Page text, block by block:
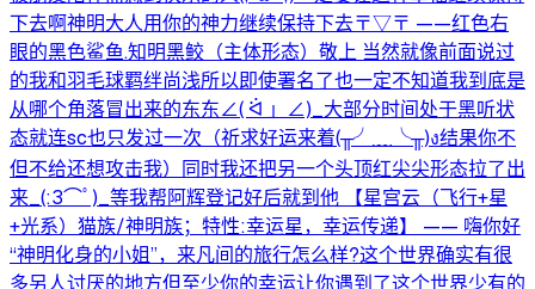
下去啊神明大人用你的神力继续保持下去〒▽〒 ——红色右
眼的黑色鲨鱼.知明黑鲛（主体形态）敬上 当然就像前面说过
的我和羽毛球羁绊尚浅所以即使署名了也一定不知道我到底是
从哪个角落冒出来的东东∠( ᐛ 」∠)_大部分时间处于黑听状
态就连sc也只发过一次（祈求好运来着(╥╯﹏╰╥)ง结果你不
但不给还想攻击我）同时我还把另一个头顶红尖尖形态拉了出
来_(:3⌒ﾟ)_等我帮阿辉登记好后就到他 【星宫云（飞行+星
+光系）猫族/神明族；特性:幸运星，幸运传递】 —— 嗨你好
“神明化身的小姐”，来凡间的旅行怎么样?这个世界确实有很
多另人讨厌的地方但至少你的幸运让你遇到了这个世界少有的